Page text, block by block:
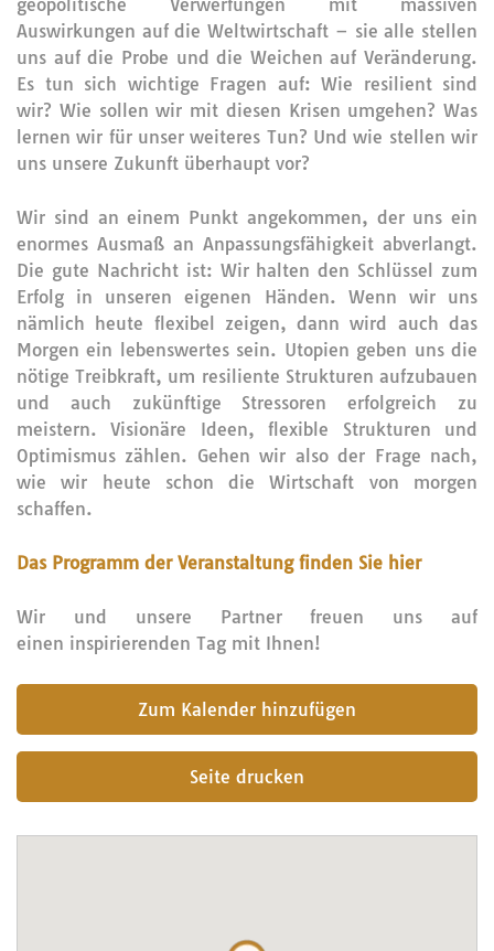
geopolitische Verwerfungen mit massiven
Auswirkungen auf die Weltwirtschaft – sie alle stellen
uns auf die Probe und die Weichen auf Veränderung.
Es tun sich wichtige Fragen auf: Wie resilient sind
wir? Wie sollen wir mit diesen Krisen umgehen? Was
lernen wir für unser weiteres Tun? Und wie stellen wir
uns unsere Zukunft überhaupt vor?
Wir sind an einem Punkt angekommen, der uns ein
enormes Ausmaß an Anpassungsfähigkeit abverlangt.
Die gute Nachricht ist: Wir halten den Schlüssel zum
Erfolg in unseren eigenen Händen. Wenn wir uns
nämlich heute flexibel zeigen, dann wird auch das
Morgen ein lebenswertes sein. Utopien geben uns die
nötige Treibkraft, um resiliente Strukturen aufzubauen
und auch zukünftige Stressoren erfolgreich zu
meistern. Visionäre Ideen, flexible Strukturen und
Optimismus zählen. Gehen wir also der Frage nach,
wie wir heute schon die Wirtschaft von morgen
schaffen.
Das Programm der Veranstaltung finden Sie hier
Wir und unsere Partner freuen uns auf
einen inspirierenden Tag mit Ihnen!
Seite drucken